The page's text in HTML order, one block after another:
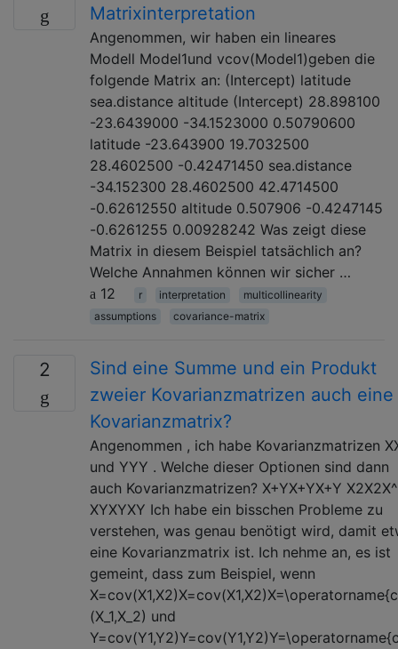
Matrixinterpretation
Angenommen, wir haben ein lineares
Modell Model1und vcov(Model1)geben die
folgende Matrix an: (Intercept) latitude
sea.distance altitude (Intercept) 28.898100
-23.6439000 -34.1523000 0.50790600
latitude -23.643900 19.7032500
28.4602500 -0.42471450 sea.distance
-34.152300 28.4602500 42.4714500
-0.62612550 altitude 0.507906 -0.4247145
-0.6261255 0.00928242 Was zeigt diese
Matrix in diesem Beispiel tatsächlich an?
Welche Annahmen können wir sicher …
12
r interpretation
multicollinearity
assumptions
covariance-matrix
2
Sind eine Summe und ein Produkt
zweier Kovarianzmatrizen auch eine
Kovarianzmatrix?
Angenommen , ich habe Kovarianzmatrizen
und YYY . Welche dieser Optionen sind dann
auch Kovarianzmatrizen? X+YX+YX+Y
XYXYXY Ich habe ein bisschen Probleme zu
verstehen, was genau benötigt wird, damit
eine Kovarianzmatrix ist. Ich nehme an, es ist
gemeint, dass zum Beispiel, wenn
(X_1,X_2) und